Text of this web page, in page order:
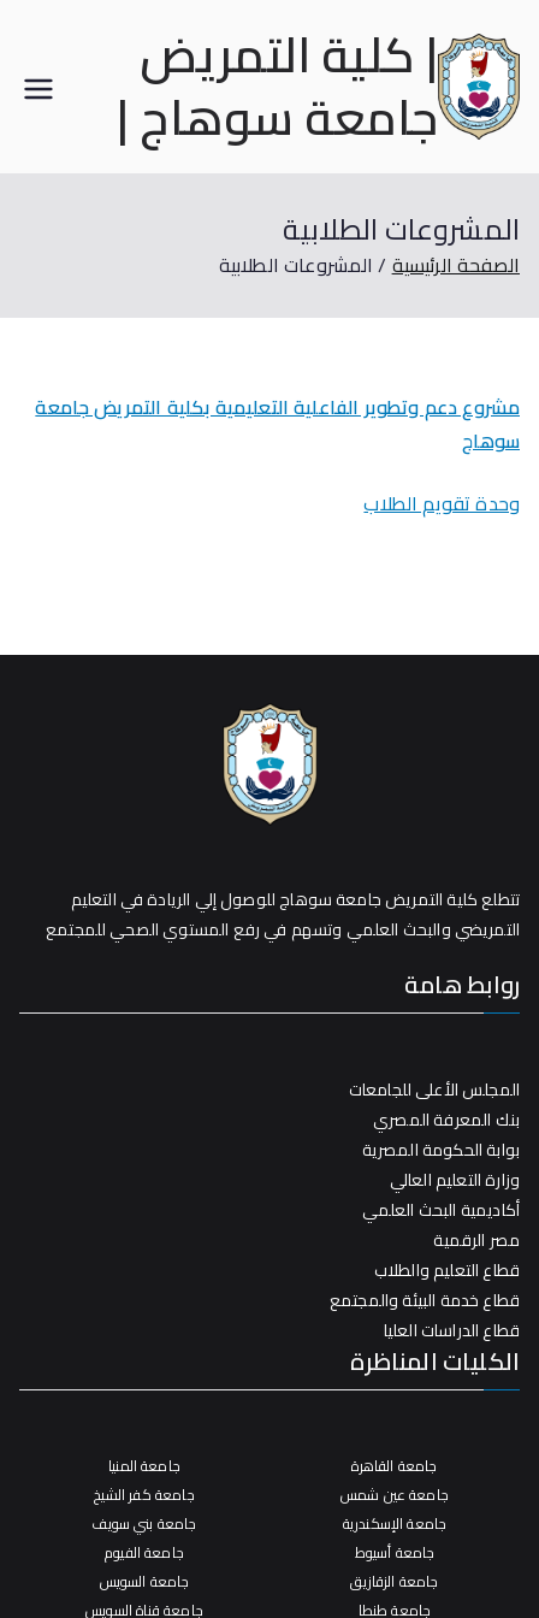
| كلية التمريض
جامعة سوهاج |
المشروعات الطلابية
الصفحة الرئيسية المشروعات الطلابية
مشروع دعم وتطوير الفاعلية التعليمية بكلية التمريض جامعة
سوهاج
وحدة تقويم الطلاب
تتطلع كلية التمريض جامعة سوهاج للوصول إلي الريادة في التعليم
التمريضي والبحث العلمي وتسهم في رفع المستوي الصحي للمجتمع
روابط هامة
المجلس الأعلى للجامعات
بنك المعرفة المصري
بوابة الحكومة المصرية
وزارة التعليم العالي
أكاديمية البحث العلمي
مصر الرقمية
قطاع التعليم والطلاب
قطاع خدمة البيئة والمجتمع
قطاع الدراسات العليا
الكليات المناظرة
جامعة القاهرة
جامعة عين شمس
جامعة الإسكندرية
جامعة أسيوط
جامعة الزقازيق
جامعة طنطا
جامعة المنيا
جامعة كفر الشيخ
جامعة بني سويف
جامعة الفيوم
جامعة السويس
جامعة قناة السويس